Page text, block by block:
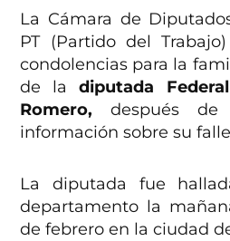
La Cámara de
PT (Partido del
condolencias para la
de ladiputada
Romero, después de
información sobre su
La diputada fue
departamento la
de febrero en la ciudad